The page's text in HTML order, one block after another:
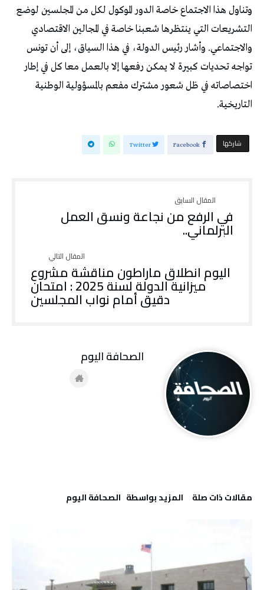
وتناول هذا الاجتماع خاصة الدور الموكول لكل من المجلسين لوضع
التشريعات التي ينتظرها شعبنا خاصة في المجالين الاقتصادي
والاجتماعي. وأشار رئيس الدولة، في هذا السياق، إلى أن تونس
تواجه تحديات كبيرة لا يمكن رفعها إلا بالعمل معا كل في إطار
اختصاصاته في ظل شعور مشترك مفعم بالمسؤولية الوطنية
التاريخية.
‫‫ شاركها‬ Facebook
Twitter
في الرفع من نجاعة ونسق العمل
البرلماني..
اليوم انطلاق ماراطون مناقشة مشروع
ميزانية الدولة لسنة 2025 : امتحان
دقيق أمام نواب المجلسين
‫مقالات ذات صلة‬ ‫‫المزيد بواسطة‬ ‬ ‭ ‬الصحافة‭ ‬اليوم